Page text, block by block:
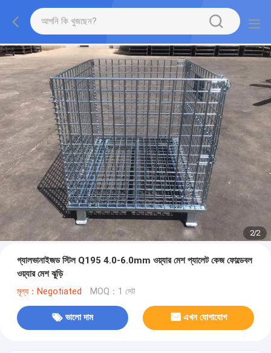
2/2
গ্যালভানাইজড স্টিল Q195 4.0-6.0mm ওয়্যার মেশ প্যালেট কেজ ফোল্ডেবল
ওয়্যার মেশ ঝুড়ি
মূল্য：Negotiated MOQ：1 সেট
ভালো দাম এখন যোগাযোগ